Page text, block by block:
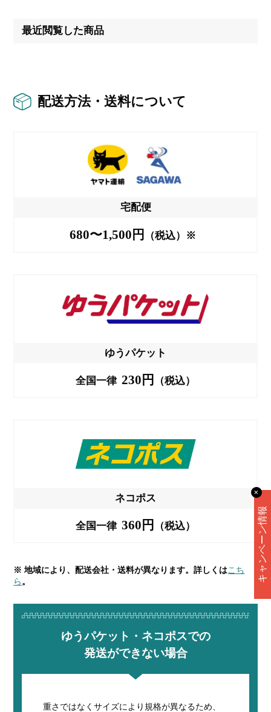
最近閲覧した商品
配送方法・送料について
宅配便
680〜1,500円 （税込）※
ゆうパケット
全国一律 230円 （税込）
ネコポス
全国一律 360円 （税込）
※ 地域により、配送会社・送料が異なります。詳しくはこち
ら 。
ゆうパケット・ネコポスでの
発送ができない場合
重さではなくサイズにより規格が異なるため、
✕
キャンペーン情報